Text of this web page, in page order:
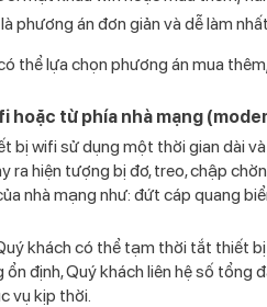
phương án đơn giản và dễ làm
thể lựa chọn phương án mua
hoặc từ phía nhà mạng
bị wifi sử dụng một thời gian dài
ra hiện tượng bị đơ, treo, chập
nhà mạng như: đứt cáp quang
khách có thể tạm thời tắt thiết
ổn định, Quý khách liên hệ số
vụ kịp thời.